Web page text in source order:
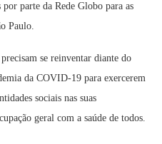
parte da Rede Globo para as
Paulo.
se reinventar diante do
da COVID-19 para exercerem
sociais nas suas
geral com a saúde de todos.